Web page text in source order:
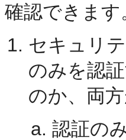
確認できます
セキュリ
のみを認
のか、両
認証の